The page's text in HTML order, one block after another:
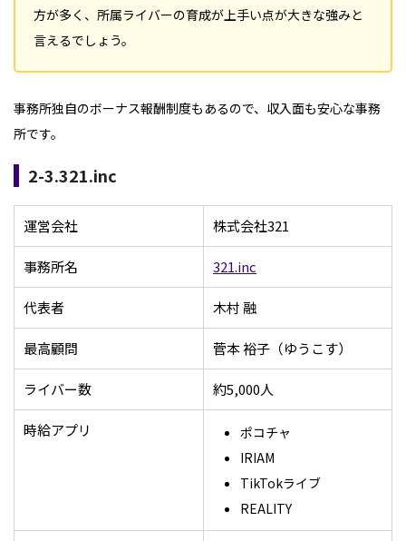
方が多く、所属ライバーの育成が上手い点が大きな強みと
言えるでしょう。
事務所独自のボーナス報酬制度もあるので、収入面も安心な事務
所です。
2-3.321.inc
運営会社 株式会社321
事務所名 321.inc
代表者 木村 融
最高顧問 菅本 裕子（ゆうこす）
ライバー数 約5,000人
時給アプリ
ポコチャ
IRIAM
TikTokライブ
REALITY